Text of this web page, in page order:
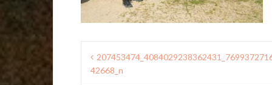
Nawigacja
wpisu
42668_n